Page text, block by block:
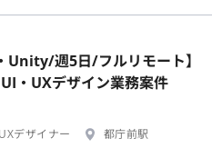
Unity/週5日/フルリモート】
・UXデザイン業務案件
デザイナー
都庁前駅